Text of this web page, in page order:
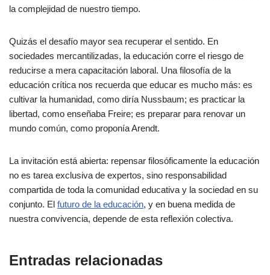
la complejidad de nuestro tiempo.
Quizás el desafío mayor sea recuperar el sentido. En
sociedades mercantilizadas, la educación corre el riesgo de
reducirse a mera capacitación laboral. Una filosofía de la
educación crítica nos recuerda que educar es mucho más: es
cultivar la humanidad, como diría Nussbaum; es practicar la
libertad, como enseñaba Freire; es preparar para renovar un
mundo común, como proponía Arendt.
La invitación está abierta: repensar filosóficamente la educación
no es tarea exclusiva de expertos, sino responsabilidad
compartida de toda la comunidad educativa y la sociedad en su
conjunto. El futuro de la educación, y en buena medida de
nuestra convivencia, depende de esta reflexión colectiva.
Entradas relacionadas